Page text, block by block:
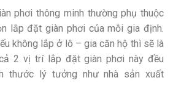
phơi thông minh thường phụ thuộc
lắp đặt giàn phơi của mỗi gia định.
không lắp ở lô – gia căn hộ thì sẽ là
2 vị trí lắp đặt giàn phơi này đều
thước lý tưởng như nhà sản xuất